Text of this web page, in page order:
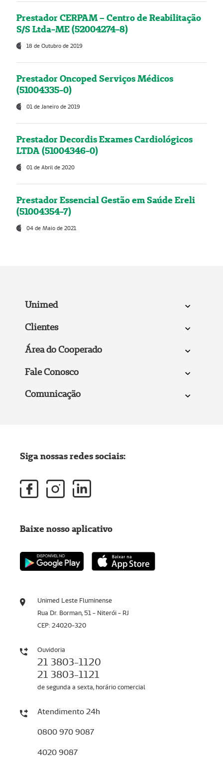
Prestador CERPAM – Centro de Reabilitação
S/S Ltda-ME (52004274-8)
18 de Outubro de 2019
Prestador Oncoped Serviços Médicos
(51004335-0)
01 de Janeiro de 2019
Prestador Decordis Exames Cardiológicos
LTDA (51004346-0)
01 de Abril de 2020
Prestador Essencial Gestão em Saúde Ereli
(51004354-7)
04 de Maio de 2021
Unimed
Clientes
Área do Cooperado
Fale Conosco
Comunicação
Unimed Leste Fluminense
Rua Dr. Borman, 51 - Niterói - RJ
CEP: 24020-320
Ouvidoria
21 3803-1120
21 3803-1121
de segunda a sexta, horário comercial
Atendimento 24h
0800 970 9087
4020 9087
Siga nossas redes sociais:
Baixe nosso aplicativo